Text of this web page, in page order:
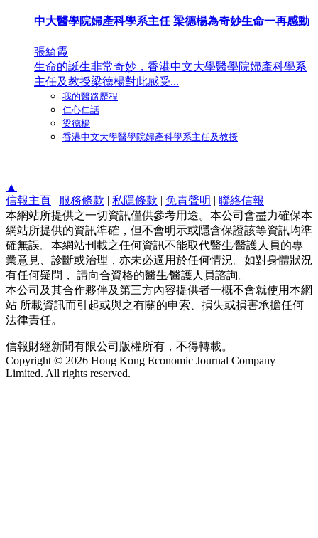
中大醫學院婦產科學系主任 梁德楊為奇妙生命一再感動
張綺霞
生命的誕生非常奇妙，香港中文大學醫學院婦產科學系
主任及教授梁德楊對此感受...
我的醫路歷程
仁心仁話
梁德楊
香港中文大學醫學院婦產科學系主任及教授
▲
信報主頁 | 服務條款 | 私隱條款 | 免責聲明 | 聯絡信報
本網站所提供之一切資訊僅供參考用途。本公司會盡力確保本
網站所提供的資訊準確，但不會明示或隱含保證該等資訊均準
確無誤。本網站刊載之任何資訊不能取代醫生∕醫護人員的專
業意見、診斷或治理，亦未必適用於任何情況。如對身體狀況
有任何疑問， 請向合資格的醫生∕醫護人員諮詢。
本公司及其合作夥伴及第三方內容提供者一概不會就使用本網
站 所載資訊而引起或與之有關的申索、損失或損害承擔任何
法律責任。
信報財經新聞有限公司版權所有，不得轉載。
Copyright © 2026 Hong Kong Economic Journal Company
Limited. All rights reserved.